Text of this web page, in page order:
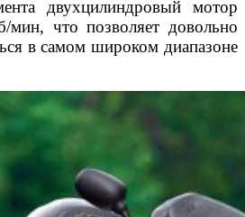
двухцилиндровый мотор
мин, что позволяет довольно
в самом широком диапазоне